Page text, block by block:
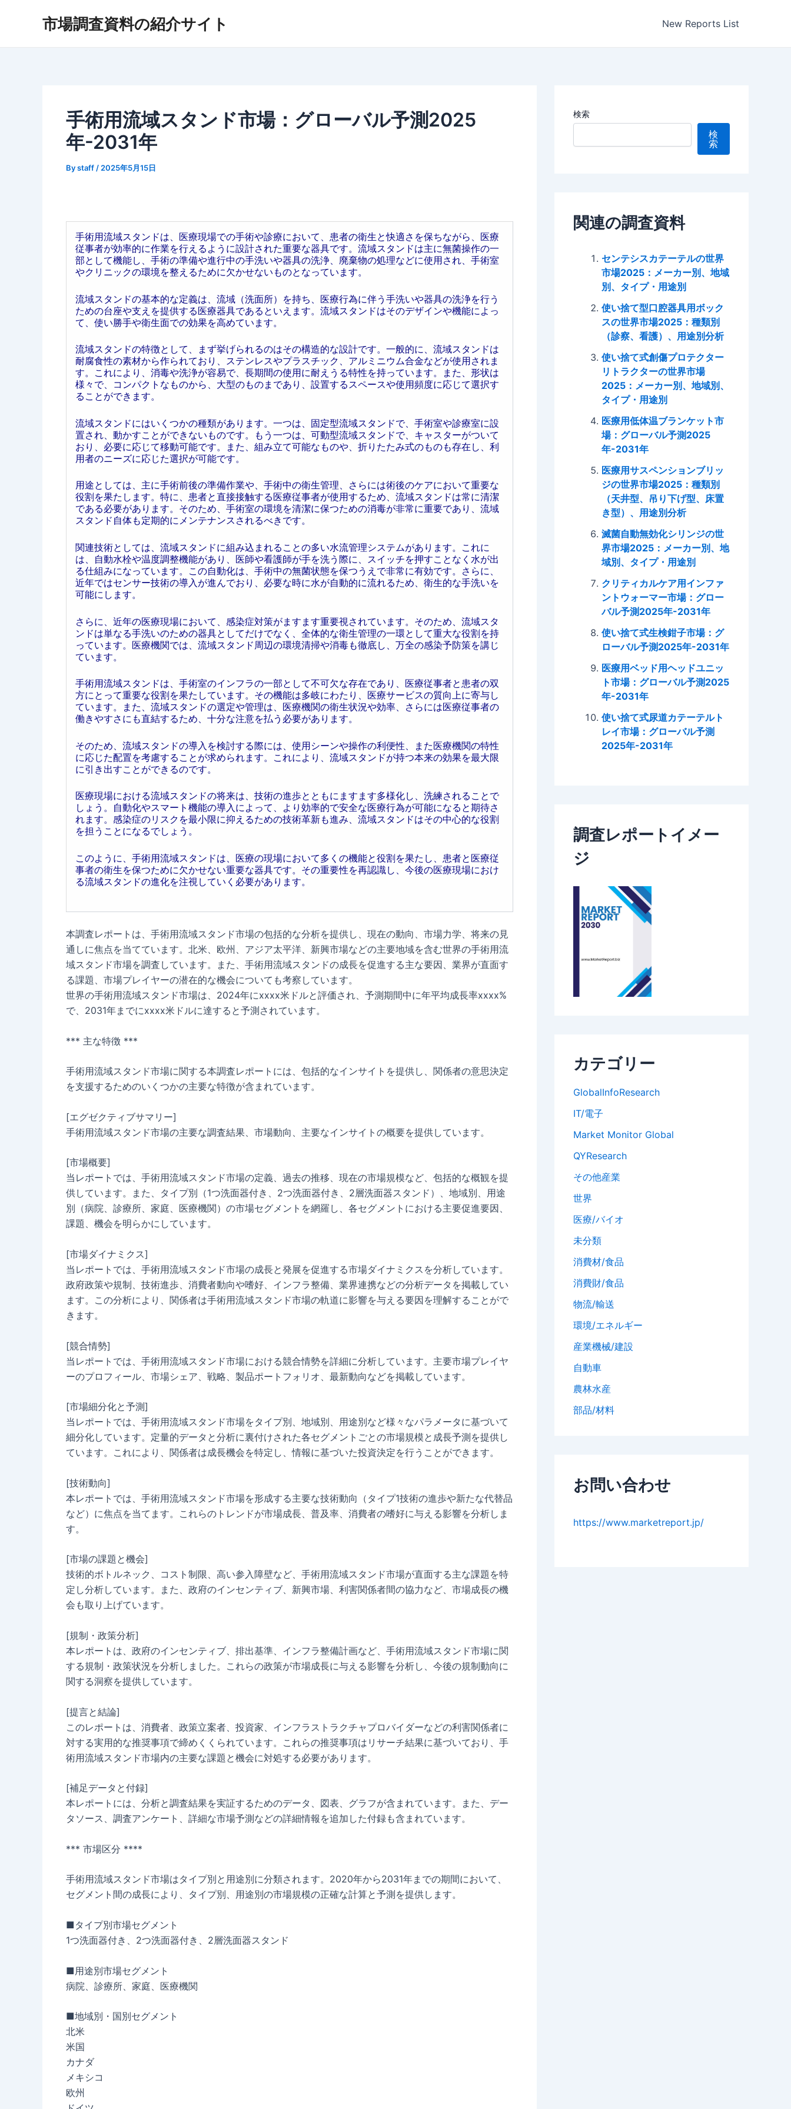
市場調査資料の紹介サイト New Reports List
手術用流域スタンド市場：グローバル予測2025
年-2031年
Bystaff / 2025年5月15日
手術用流域スタンドは、医療現場での手術や診療において、患者の衛生と快適さを保ちながら、医療
従事者が効率的に作業を行えるように設計された重要な器具です。流域スタンドは主に無菌操作の一
部として機能し、手術の準備や進行中の手洗いや器具の洗浄、廃棄物の処理などに使用され、手術室
やクリニックの環境を整えるために欠かせないものとなっています。
流域スタンドの基本的な定義は、流域（洗面所）を持ち、医療行為に伴う手洗いや器具の洗浄を行う
ための台座や支えを提供する医療器具であるといえます。流域スタンドはそのデザインや機能によっ
て、使い勝手や衛生面での効果を高めています。
流域スタンドの特徴として、まず挙げられるのはその構造的な設計です。一般的に、流域スタンドは
耐腐食性の素材から作られており、ステンレスやプラスチック、アルミニウム合金などが使用されま
す。これにより、消毒や洗浄が容易で、長期間の使用に耐えうる特性を持っています。また、形状は
様々で、コンパクトなものから、大型のものまであり、設置するスペースや使用頻度に応じて選択す
ることができます。
流域スタンドにはいくつかの種類があります。一つは、固定型流域スタンドで、手術室や診療室に設
置され、動かすことができないものです。もう一つは、可動型流域スタンドで、キャスターがついて
おり、必要に応じて移動可能です。また、組み立て可能なものや、折りたたみ式のものも存在し、利
用者のニーズに応じた選択が可能です。
用途としては、主に手術前後の準備作業や、手術中の衛生管理、さらには術後のケアにおいて重要な
役割を果たします。特に、患者と直接接触する医療従事者が使用するため、流域スタンドは常に清潔
である必要があります。そのため、手術室の環境を清潔に保つための消毒が非常に重要であり、流域
スタンド自体も定期的にメンテナンスされるべきです。
関連技術としては、流域スタンドに組み込まれることの多い水流管理システムがあります。これに
は、自動水栓や温度調整機能があり、医師や看護師が手を洗う際に、スイッチを押すことなく水が出
る仕組みになっています。この自動化は、手術中の無菌状態を保つうえで非常に有効です。さらに、
近年ではセンサー技術の導入が進んでおり、必要な時に水が自動的に流れるため、衛生的な手洗いを
可能にします。
さらに、近年の医療現場において、感染症対策がますます重要視されています。そのため、流域スタ
ンドは単なる手洗いのための器具としてだけでなく、全体的な衛生管理の一環として重大な役割を持
っています。医療機関では、流域スタンド周辺の環境清掃や消毒も徹底し、万全の感染予防策を講じ
ています。
手術用流域スタンドは、手術室のインフラの一部として不可欠な存在であり、医療従事者と患者の双
方にとって重要な役割を果たしています。その機能は多岐にわたり、医療サービスの質向上に寄与し
ています。また、流域スタンドの選定や管理は、医療機関の衛生状況や効率、さらには医療従事者の
働きやすさにも直結するため、十分な注意を払う必要があります。
そのため、流域スタンドの導入を検討する際には、使用シーンや操作の利便性、また医療機関の特性
に応じた配置を考慮することが求められます。これにより、流域スタンドが持つ本来の効果を最大限
に引き出すことができるのです。
医療現場における流域スタンドの将来は、技術の進歩とともにますます多様化し、洗練されることで
しょう。自動化やスマート機能の導入によって、より効率的で安全な医療行為が可能になると期待さ
れます。感染症のリスクを最小限に抑えるための技術革新も進み、流域スタンドはその中心的な役割
を担うことになるでしょう。
このように、手術用流域スタンドは、医療の現場において多くの機能と役割を果たし、患者と医療従
事者の衛生を保つために欠かせない重要な器具です。その重要性を再認識し、今後の医療現場におけ
る流域スタンドの進化を注視していく必要があります。
本調査レポートは、手術用流域スタンド市場の包括的な分析を提供し、現在の動向、市場力学、将来の見
通しに焦点を当てています。北米、欧州、アジア太平洋、新興市場などの主要地域を含む世界の手術用流
域スタンド市場を調査しています。また、手術用流域スタンドの成長を促進する主な要因、業界が直面す
る課題、市場プレイヤーの潜在的な機会についても考察しています。
世界の手術用流域スタンド市場は、2024年にxxxx米ドルと評価され、予測期間中に年平均成長率xxxx%
で、2031年までにxxxx米ドルに達すると予測されています。
*** 主な特徴 ***
手術用流域スタンド市場に関する本調査レポートには、包括的なインサイトを提供し、関係者の意思決定
を支援するためのいくつかの主要な特徴が含まれています。
[エグゼクティブサマリー]
手術用流域スタンド市場の主要な調査結果、市場動向、主要なインサイトの概要を提供しています。
[市場概要]
当レポートでは、手術用流域スタンド市場の定義、過去の推移、現在の市場規模など、包括的な概観を提
供しています。また、タイプ別（1つ洗面器付き、2つ洗面器付き、2層洗面器スタンド）、地域別、用途
別（病院、診療所、家庭、医療機関）の市場セグメントを網羅し、各セグメントにおける主要促進要因、
課題、機会を明らかにしています。
[市場ダイナミクス]
当レポートでは、手術用流域スタンド市場の成長と発展を促進する市場ダイナミクスを分析しています。
政府政策や規制、技術進歩、消費者動向や嗜好、インフラ整備、業界連携などの分析データを掲載してい
ます。この分析により、関係者は手術用流域スタンド市場の軌道に影響を与える要因を理解することがで
きます。
[競合情勢]
当レポートでは、手術用流域スタンド市場における競合情勢を詳細に分析しています。主要市場プレイヤ
ーのプロフィール、市場シェア、戦略、製品ポートフォリオ、最新動向などを掲載しています。
[市場細分化と予測]
当レポートでは、手術用流域スタンド市場をタイプ別、地域別、用途別など様々なパラメータに基づいて
細分化しています。定量的データと分析に裏付けされた各セグメントごとの市場規模と成長予測を提供し
ています。これにより、関係者は成長機会を特定し、情報に基づいた投資決定を行うことができます。
[技術動向]
本レポートでは、手術用流域スタンド市場を形成する主要な技術動向（タイプ1技術の進歩や新たな代替品
など）に焦点を当てます。これらのトレンドが市場成長、普及率、消費者の嗜好に与える影響を分析しま
す。
[市場の課題と機会]
技術的ボトルネック、コスト制限、高い参入障壁など、手術用流域スタンド市場が直面する主な課題を特
定し分析しています。また、政府のインセンティブ、新興市場、利害関係者間の協力など、市場成長の機
会も取り上げています。
[規制・政策分析]
本レポートは、政府のインセンティブ、排出基準、インフラ整備計画など、手術用流域スタンド市場に関
する規制・政策状況を分析しました。これらの政策が市場成長に与える影響を分析し、今後の規制動向に
関する洞察を提供しています。
[提言と結論]
このレポートは、消費者、政策立案者、投資家、インフラストラクチャプロバイダーなどの利害関係者に
対する実用的な推奨事項で締めくくられています。これらの推奨事項はリサーチ結果に基づいており、手
術用流域スタンド市場内の主要な課題と機会に対処する必要があります。
[補足データと付録]
本レポートには、分析と調査結果を実証するためのデータ、図表、グラフが含まれています。また、デー
タソース、調査アンケート、詳細な市場予測などの詳細情報を追加した付録も含まれています。
*** 市場区分 ****
手術用流域スタンド市場はタイプ別と用途別に分類されます。2020年から2031年までの期間において、
セグメント間の成長により、タイプ別、用途別の市場規模の正確な計算と予測を提供します。
■タイプ別市場セグメント
1つ洗面器付き、2つ洗面器付き、2層洗面器スタンド
■用途別市場セグメント
病院、診療所、家庭、医療機関
■地域別・国別セグメント
北米
米国
カナダ
メキシコ
欧州
検索
検
索
関連の調査資料
センテシスカテーテルの世界
市場2025：メーカー別、地域
別、タイプ・用途別
使い捨て型口腔器具用ボック
スの世界市場2025：種類別
（診察、看護）、用途別分析
使い捨て式創傷プロテクター
リトラクターの世界市場
2025：メーカー別、地域別、
タイプ・用途別
医療用低体温ブランケット市
場：グローバル予測2025
年-2031年
医療用サスペンションブリッ
ジの世界市場2025：種類別
（天井型、吊り下げ型、床置
き型）、用途別分析
滅菌自動無効化シリンジの世
界市場2025：メーカー別、地
域別、タイプ・用途別
クリティカルケア用インファ
ントウォーマー市場：グロー
バル予測2025年-2031年
使い捨て式生検鉗子市場：グ
ローバル予測2025年-2031年
医療用ベッド用ヘッドユニッ
ト市場：グローバル予測2025
年-2031年
使い捨て式尿道カテーテルト
レイ市場：グローバル予測
2025年-2031年
調査レポートイメー
ジ
カテゴリー
GlobalInfoResearch
IT/電子
Market Monitor Global
QYResearch
その他産業
世界
医療/バイオ
未分類
消費材/食品
消費財/食品
物流/輸送
環境/エネルギー
産業機械/建設
自動車
農林水産
部品/材料
お問い合わせ
https://www.marketreport.jp/